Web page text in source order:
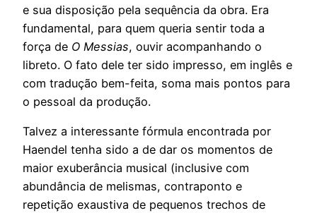
e sua disposição pela sequência da obra. Era
fundamental, para quem queria sentir toda a
força de O Messias, ouvir acompanhando o
libreto. O fato dele ter sido impresso, em inglês e
com tradução bem-feita, soma mais pontos para
o pessoal da produção.
Talvez a interessante fórmula encontrada por
Haendel tenha sido a de dar os momentos de
maior exuberância musical (inclusive com
abundância de melismas, contraponto e
repetição exaustiva de pequenos trechos de